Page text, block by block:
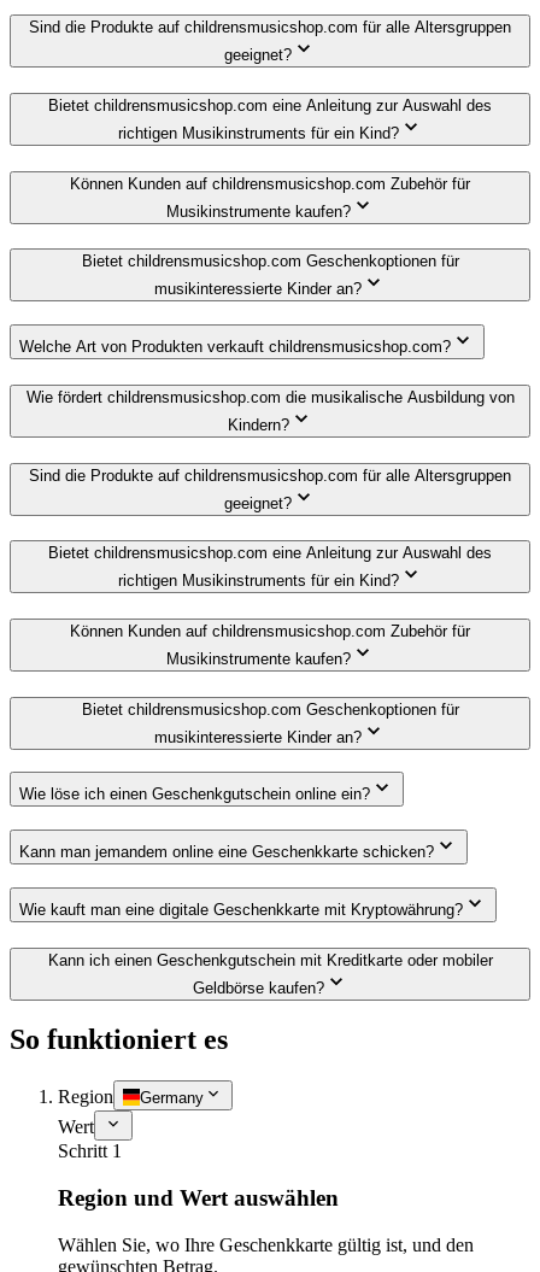
Sind die Produkte auf childrensmusicshop.com für alle Altersgruppen
geeignet?
Bietet childrensmusicshop.com eine Anleitung zur Auswahl des
richtigen Musikinstruments für ein Kind?
Können Kunden auf childrensmusicshop.com Zubehör für
Musikinstrumente kaufen?
Bietet childrensmusicshop.com Geschenkoptionen für
musikinteressierte Kinder an?
Welche Art von Produkten verkauft childrensmusicshop.com?
Wie fördert childrensmusicshop.com die musikalische Ausbildung von
Kindern?
Sind die Produkte auf childrensmusicshop.com für alle Altersgruppen
geeignet?
Bietet childrensmusicshop.com eine Anleitung zur Auswahl des
richtigen Musikinstruments für ein Kind?
Können Kunden auf childrensmusicshop.com Zubehör für
Musikinstrumente kaufen?
Bietet childrensmusicshop.com Geschenkoptionen für
musikinteressierte Kinder an?
Wie löse ich einen Geschenkgutschein online ein?
Kann man jemandem online eine Geschenkkarte schicken?
Wie kauft man eine digitale Geschenkkarte mit Kryptowährung?
Kann ich einen Geschenkgutschein mit Kreditkarte oder mobiler
Geldbörse kaufen?
So funktioniert es
Region Germany
Wert
Schritt 1
Region und Wert auswählen
Wählen Sie, wo Ihre Geschenkkarte gültig ist, und den
gewünschten Betrag.